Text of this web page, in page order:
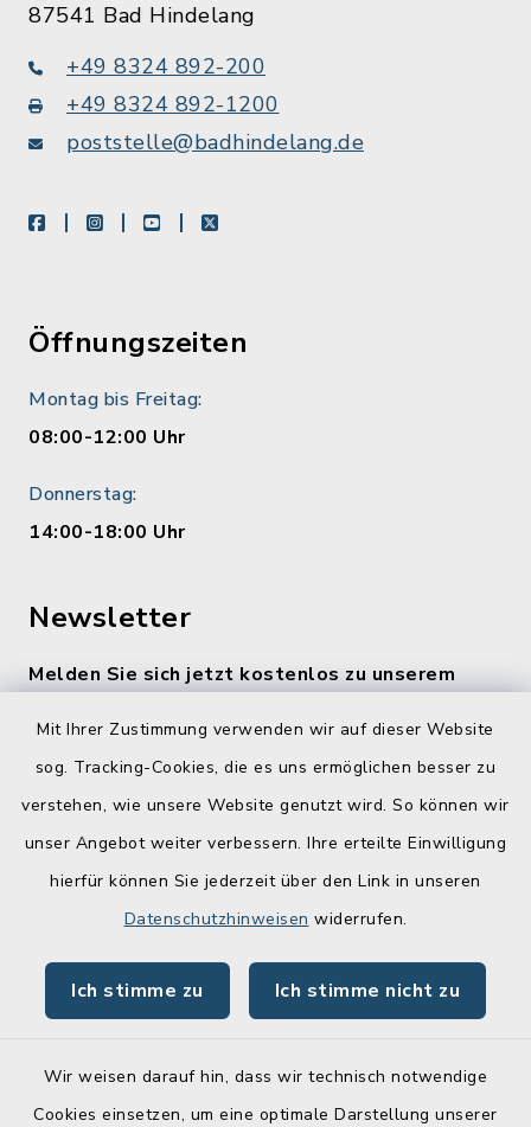
Mit Ihrer Zustimmung verwenden wir auf dieser Website
sog. Tracking-Cookies, die es uns ermöglichen besser zu
verstehen, wie unsere Website genutzt wird. So können wir
unser Angebot weiter verbessern. Ihre erteilte Einwilligung
hierfür können Sie jederzeit über den Link in unseren
Datenschutzhinweisen widerrufen.
Ich stimme zu Ich stimme nicht zu
Wir weisen darauf hin, dass wir technisch notwendige
Cookies einsetzen, um eine optimale Darstellung unserer
87541 Bad Hindelang
+49 8324 892-200
+49 8324 892-1200
poststelle@badhindelang.de
facebookinstagramyoutubeX
Öffnungszeiten
Montag bis Freitag:
08:00-12:00 Uhr
Donnerstag:
14:00-18:00 Uhr
Newsletter
Melden Sie sich jetzt kostenlos zu unserem
Quicklinks
Lebenslagen
Online-Service